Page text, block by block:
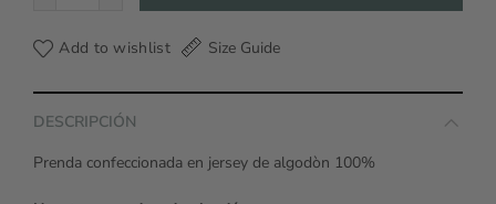
Add to wishlist Size Guide
DESCRIPCIÓN
Prenda confeccionada en jersey de algodòn 100%